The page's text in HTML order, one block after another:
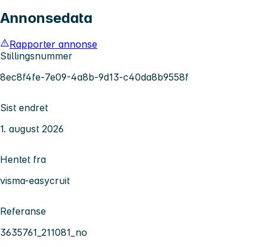
Annonsedata
Rapporter annonse
Stillingsnummer
8ec8f4fe-7e09-4a8b-9d13-c40da8b9558f
Sist endret
1. august 2026
Hentet fra
visma-easycruit
Referanse
3635761_211081_no